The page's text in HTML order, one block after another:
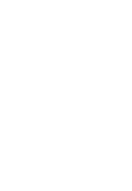
El MAD
muestra
colección
artista